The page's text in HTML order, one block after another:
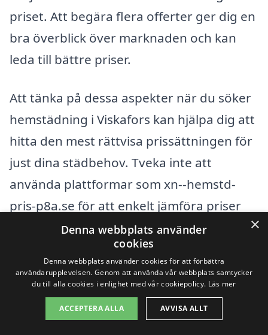
priset. Att begära flera offerter ger dig en
bra överblick över marknaden och kan
leda till bättre priser.
Att tänka på dessa aspekter när du söker
hemstädning i Viskafors kan hjälpa dig att
hitta den mest rättvisa prissättningen för
just dina städbehov. Tveka inte att
använda plattformar som xn--hemstd-
pris-p8a.se för att enkelt jämföra priser
och tjänster från olika aktörer, vilket kan
göra din städupplevelse både smidigare
och mer kostnadseffektiv.
Få 3 erbjudanden, gratis och utan
×
Denna webbplats använder
cookies
Denna webbplats använder cookies för att förbättra
användarupplevelsen. Genom att använda vår webbplats samtycker
du till alla cookies i enlighet med vår cookiepolicy. Läs mer
ACCEPTERA ALLA AVVISA ALLT